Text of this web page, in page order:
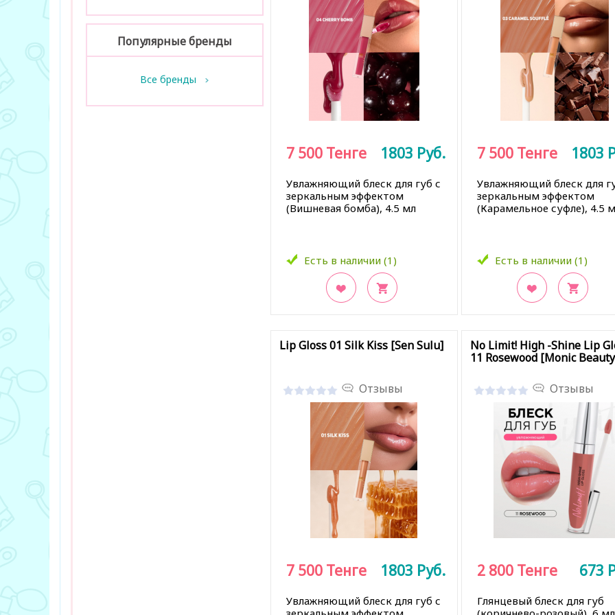
Популярные бренды
Все бренды
Увлажняющий блеск для губ с
зеркальным эффектом
(Вишневая бомба), 4.5 мл
Есть в наличии (1)
7 500 Тенге 1803 Руб.
Увлажняющий блеск для
зеркальным эффектом
(Карамельное суфле), 4.5
Есть в наличии (1)
7 500 Тенге 1803
Lip Gloss 01 Silk Kiss [Sen Sulu]
Отзывы
Увлажняющий блеск для губ с
7 500 Тенге 1803 Руб.
No Limit! High -Shine Lip
11 Rosewood [Monic
Отзывы
Глянцевый блеск для губ
2 800 Тенге 673